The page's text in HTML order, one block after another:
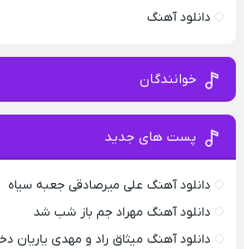
دانلود آهنگ
خوانندگان
پست های جدید
دانلود آهنگ علی میرصادقی جعبه سیاه
دانلود آهنگ مهراد جم باز شب شد
دانلود آهنگ میثاق راد و مهدی یاریان